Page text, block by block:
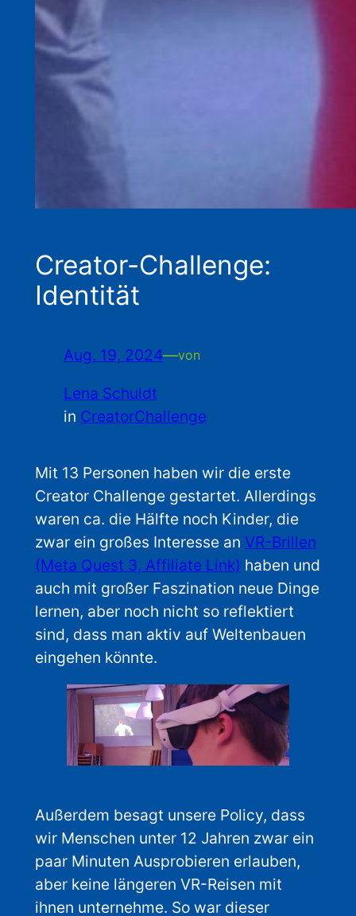
Creator-Challenge:
Identität
Aug. 19, 2024—von
Lena Schuldt
in CreatorChallenge
Mit 13 Personen haben wir die erste
Creator Challenge gestartet. Allerdings
waren ca. die Hälfte noch Kinder, die
zwar ein großes Interesse an VR-Brillen
(Meta Quest 3, Affiliate Link) haben und
auch mit großer Faszination neue Dinge
lernen, aber noch nicht so reflektiert
sind, dass man aktiv auf Weltenbauen
eingehen könnte.
Außerdem besagt unsere Policy, dass
wir Menschen unter 12 Jahren zwar ein
paar Minuten Ausprobieren erlauben,
aber keine längeren VR-Reisen mit
ihnen unternehme. So war dieser